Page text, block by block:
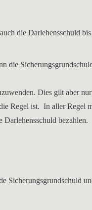
die Darlehensschuld
die
Dies gilt aber
Regel ist. In aller Regel
Darlehensschuld bezahlen.
Sicherungsgrundschuld